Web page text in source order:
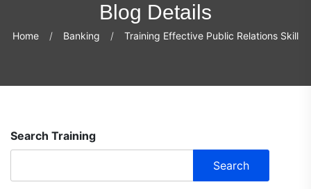
Blog Details
Home Banking Training Effective Public Relations Skill
Search Training
Search